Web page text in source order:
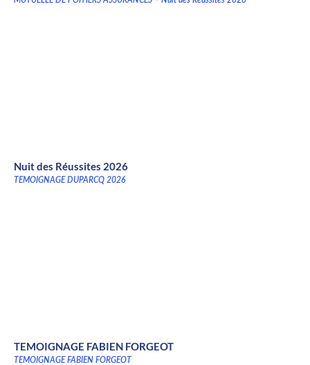
Nuit des Réussites 2026
TEMOIGNAGE DUPARCQ 2026
TEMOIGNAGE FABIEN FORGEOT
TEMOIGNAGE FABIEN FORGEOT